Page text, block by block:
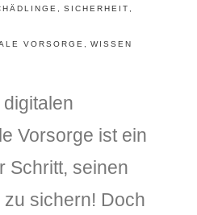
SICHERHEIT
VORSORGE WISSEN
Vorsorge ist ein
Schritt, seinen
sichern! Doch